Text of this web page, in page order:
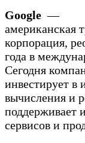
Google —
американская
корпорация,
года в
Сегодня
инвестирует в
вычисления и
поддерживает
сервисов и